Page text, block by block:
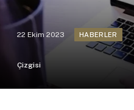
22 Ekim 2023 HABERLER
Çizgisi